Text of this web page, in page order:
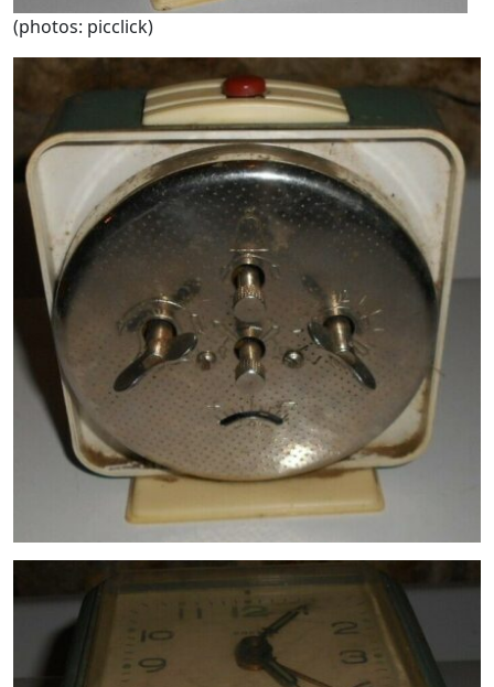
(photos: picclick)